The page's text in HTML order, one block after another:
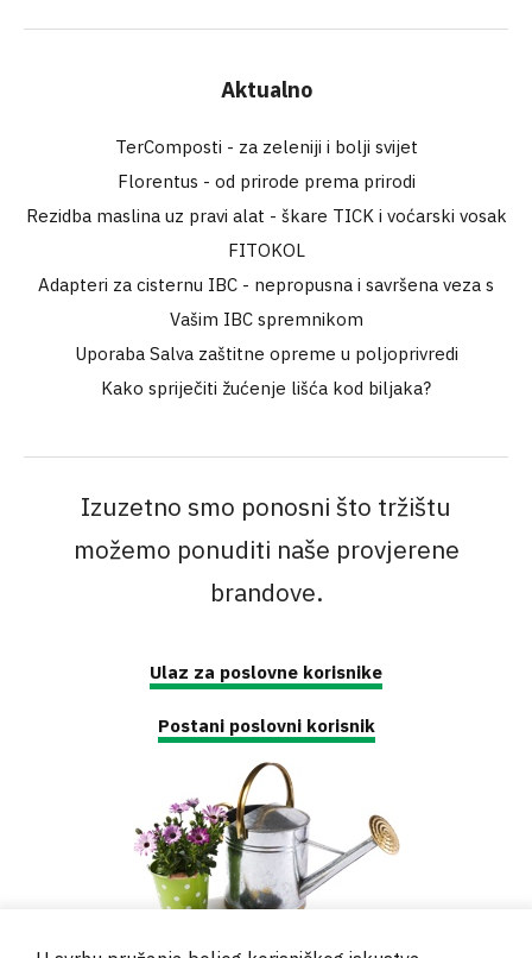
Aktualno
TerComposti - za zeleniji i bolji svijet
Florentus - od prirode prema prirodi
Rezidba maslina uz pravi alat - škare TICK i voćarski vosak
FITOKOL
Adapteri za cisternu IBC - nepropusna i savršena veza s
Vašim IBC spremnikom
Uporaba Salva zaštitne opreme u poljoprivredi
Kako spriječiti žućenje lišća kod biljaka?
Izuzetno smo ponosni što tržištu
možemo ponuditi naše provjerene
brandove.
Ulaz za poslovne korisnike
Postani poslovni korisnik